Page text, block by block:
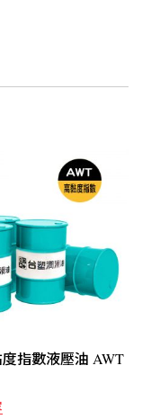
指數液壓油 AWT